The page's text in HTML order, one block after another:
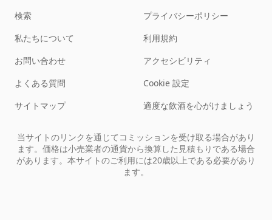
検索
私たちについて
お問い合わせ
よくある質問
サイトマップ
プライバシーポリシー
利用規約
アクセシビリティ
Cookie 設定
適度な飲酒を心がけましょう
当サイトのリンクを通じてコミッションを受け取る場合があり
ます。価格は小売業者の通貨から換算した見積もりである場合
があります。本サイトのご利用には20歳以上である必要があり
ます。